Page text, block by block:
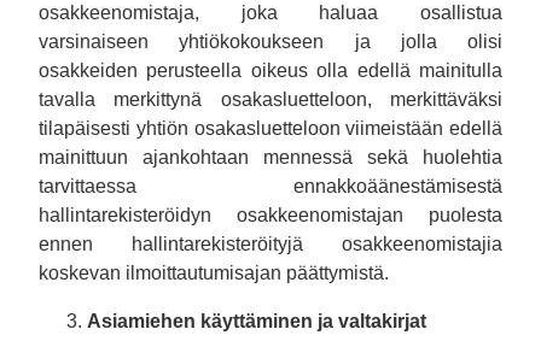
osakkeenomistaja, joka haluaa osallistua
varsinaiseen yhtiökokoukseen ja jolla olisi
osakkeiden perusteella oikeus olla edellä mainitulla
tavalla merkittynä osakasluetteloon, merkittäväksi
tilapäisesti yhtiön osakasluetteloon viimeistään edellä
mainittuun ajankohtaan mennessä sekä huolehtia
tarvittaessa ennakkoäänestämisestä
hallintarekisteröidyn osakkeenomistajan puolesta
ennen hallintarekisteröityjä osakkeenomistajia
koskevan ilmoittautumisajan päättymistä.
Asiamiehen käyttäminen ja valtakirjat